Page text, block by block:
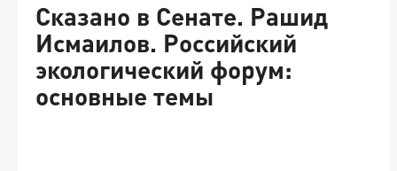
Сказано в Сенате. Рашид
Исмаилов. Российский
экологический форум:
основные темы